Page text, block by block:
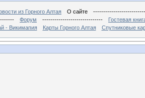
из Горного Алтая О сайте
Форум ------------------------------
Гостевая
- Викимапия
Карты Горного Алтая Спутниковые